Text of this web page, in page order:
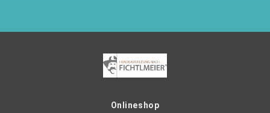
Onlineshop